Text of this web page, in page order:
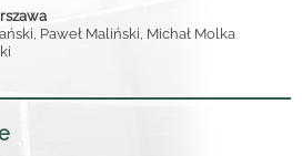
Paweł Maliński, Michał Molka